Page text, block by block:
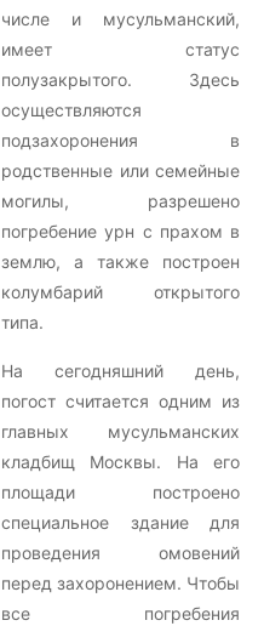
числе и мусульманский,
имеет статус
полузакрытого. Здесь
осуществляются
подзахоронения в
родственные или семейные
могилы, разрешено
погребение урн с прахом в
землю, а также построен
колумбарий открытого
типа.
На сегодняшний день,
погост считается одним из
главных мусульманских
кладбищ Москвы. На его
площади построено
специальное здание для
проведения омовений
перед захоронением. Чтобы
все погребения